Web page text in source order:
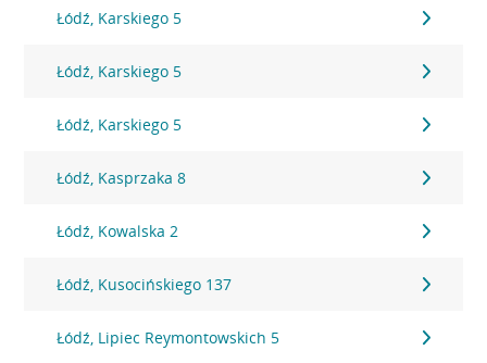
Łódź, Karskiego 5
Łódź, Karskiego 5
Łódź, Karskiego 5
Łódź, Kasprzaka 8
Łódź, Kowalska 2
Łódź, Kusocińskiego 137
Łódź, Lipiec Reymontowskich 5